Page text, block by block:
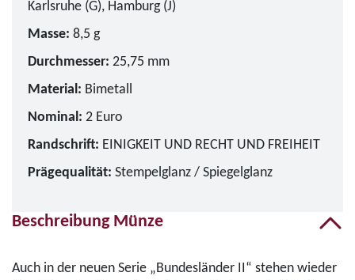
Karlsruhe (G), Hamburg (J)
Masse: 8,5 g
Durchmesser: 25,75 mm
Material: Bimetall
Nominal: 2 Euro
Randschrift: EINIGKEIT UND RECHT UND FREIHEIT
Prägequalität: Stempelglanz / Spiegelglanz
Beschreibung Münze
Auch in der neuen Serie „Bundesländer II“ stehen wieder